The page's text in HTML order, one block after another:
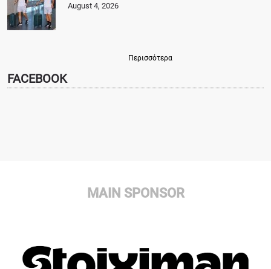
August 4, 2026
Περισσότερα
FACEBOOK
MAIN SPONSOR